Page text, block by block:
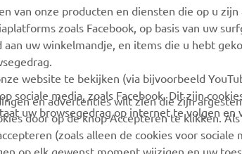
Global
onderhoudsbeurt
Zoek een Yamaha-dealer
Afvalbatterijen
van onze producten en diensten die op u
zoals Facebook, op basis van uw
uw winkelmandje, en items die u hebt
website te bekijken (via bijvoorbeeld
sociale media, zoals Facebook. Dit zijn
uw browsegedrag op internet te volgen en
en advertenties wilt zien die zijn
door op de knop Accepteren te klikken.
(zoals alleen de cookies voor sociale
op elk gewenst moment wijzigen en uw